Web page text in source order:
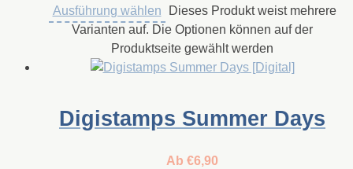
Ausführung wählen
Dieses Produkt weist mehrere
Varianten auf. Die Optionen können auf der
Produktseite gewählt werden
Digistamps Summer Days
Ab €6,90